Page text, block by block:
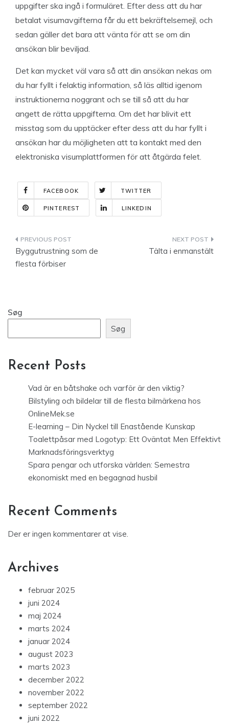
uppgifter ska ingå i formuläret. Efter dess att du har
betalat visumavgifterna får du ett bekräftelsemejl, och
sedan gäller det bara att vänta för att se om din
ansökan blir beviljad.
Det kan mycket väl vara så att din ansökan nekas om
du har fyllt i felaktig information, så läs alltid igenom
instruktionerna noggrant och se till så att du har
angett de rätta uppgifterna. Om det har blivit ett
misstag som du upptäcker efter dess att du har fyllt i
ansökan har du möjligheten att ta kontakt med den
elektroniska visumplattformen för att åtgärda felet.
FACEBOOK TWITTER
PINTEREST LINKEDIN
Indlægsnavigation
Byggutrustning som de
flesta förbiser
Tälta i enmanstält
Søg
Søg
Recent Posts
Vad är en båtshake och varför är den viktig?
Bilstyling och bildelar till de flesta bilmärkena hos
OnlineMek.se
E-learning – Din Nyckel till Enastående Kunskap
Toalettpåsar med Logotyp: Ett Oväntat Men Effektivt
Marknadsföringsverktyg
Spara pengar och utforska världen: Semestra
ekonomiskt med en begagnad husbil
Recent Comments
Der er ingen kommentarer at vise.
Archives
februar 2025
juni 2024
maj 2024
marts 2024
januar 2024
august 2023
marts 2023
december 2022
november 2022
september 2022
juni 2022